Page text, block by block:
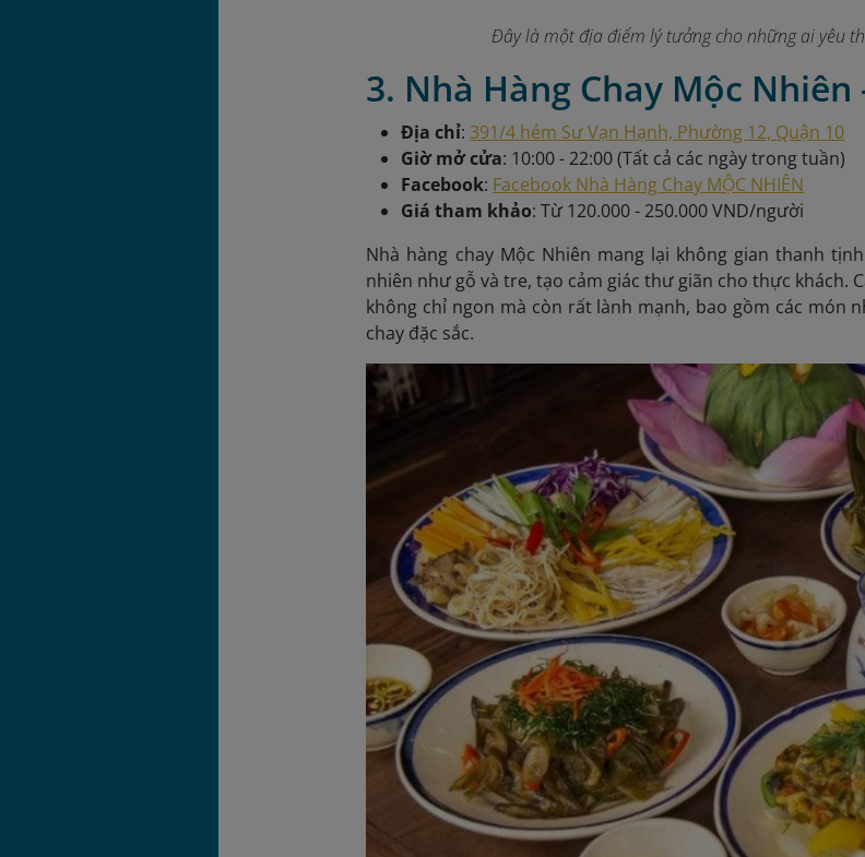
Đây là một địa điểm lý tưởng cho những ai yêu
3. Nhà Hàng Chay Mộc Nhiên
Địa chỉ: 391/4 hẻm Sư Vạn Hạnh, Phường 12, Quận 10
Giờ mở cửa: 10:00 - 22:00 (Tất cả các ngày trong tuần)
Facebook: Facebook Nhà Hàng Chay MỘC NHIÊN
Giá tham khảo: Từ 120.000 - 250.000 VND/người
Nhà hàng chay Mộc Nhiên mang lại không gian thanh
nhiên như gỗ và tre, tạo cảm giác thư giãn cho thực khách.
không chỉ ngon mà còn rất lành mạnh, bao gồm các món
chay đặc sắc.